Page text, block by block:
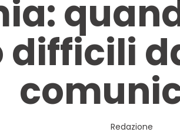
Redazione